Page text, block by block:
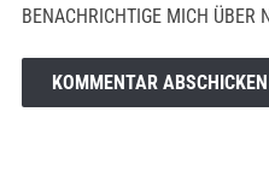
BENACHRICHTIGE MICH ÜBER